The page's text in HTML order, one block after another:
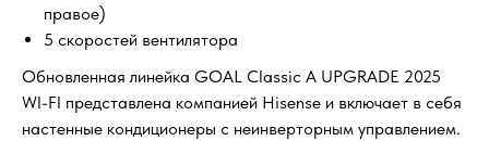
правое)
5 скоростей вентилятора
Обновленная линейка GOAL Classic A UPGRADE 2025
WI-FI представлена компанией Hisense и включает в себя
настенные кондиционеры с неинверторным управлением.